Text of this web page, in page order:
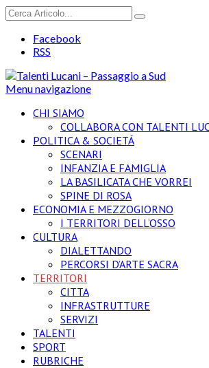
Facebook
RSS
Menu navigazione
CHI SIAMO
COLLABORA CON TALENTI
POLITICA & SOCIETÁ
SCENARI
INFANZIA E FAMIGLIA
LA BASILICATA CHE VORREI
SPINE DI ROSA
ECONOMIA E MEZZOGIORNO
I TERRITORI DELL’OSSO
CULTURA
DIALETTANDO
PERCORSI D’ARTE SACRA
TERRITORI
CITTA
INFRASTRUTTURE
SERVIZI
TALENTI
SPORT
RUBRICHE